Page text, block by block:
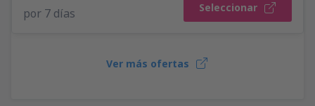
por 7 días Seleccionar
Ver más ofertas